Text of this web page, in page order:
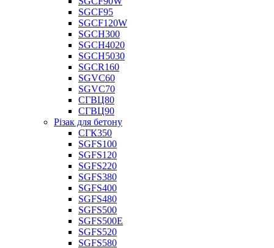
SGCF95
SGCF120W
SGCH300
SGCH4020
SGCH5030
SGCR160
SGVC60
SGVC70
СГВЦ80
СГВЦ90
Різак для бетону
СГК350
SGFS100
SGFS120
SGFS220
SGFS380
SGFS400
SGFS480
SGFS500
SGFS500E
SGFS520
SGFS580